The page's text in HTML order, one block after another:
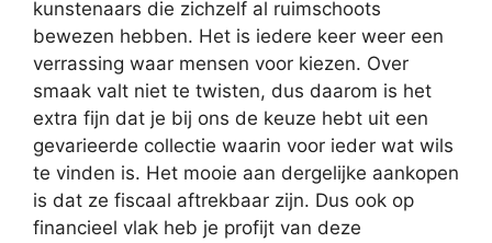
kunstenaars die zichzelf al ruimschoots
bewezen hebben. Het is iedere keer weer een
verrassing waar mensen voor kiezen. Over
smaak valt niet te twisten, dus daarom is het
extra fijn dat je bij ons de keuze hebt uit een
gevarieerde collectie waarin voor ieder wat wils
te vinden is. Het mooie aan dergelijke aankopen
is dat ze fiscaal aftrekbaar zijn. Dus ook op
financieel vlak heb je profijt van deze